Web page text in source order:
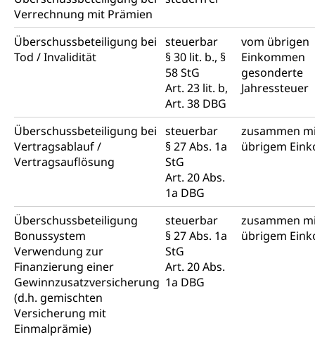
Verrechnung mit Prämien
Überschussbeteiligung bei
Tod / Invalidität
steuerbar
§ 30 lit. b., §
58 StG
Art. 23 lit. b,
Art. 38 DBG
vom übrigen
Einkommen
gesonderte
Jahressteuer
Überschussbeteiligung bei
Vertragsablauf /
Vertragsauflösung
steuerbar
§ 27 Abs. 1a
StG
Art. 20 Abs.
1a DBG
zusammen
übrigem
Überschussbeteiligung
Bonussystem
Verwendung zur
Finanzierung einer
Gewinnzusatzversicherung
(d.h. gemischten
Versicherung mit
Einmalprämie)
steuerbar
§ 27 Abs. 1a
StG
Art. 20 Abs.
1a DBG
zusammen
übrigem